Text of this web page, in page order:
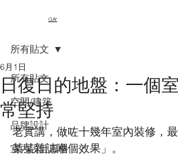
CLAY
所有貼文
空間/建築
品牌設計
室內設計風格
所有貼文
日復日的地盤：一個
常堅持
6月1日
老實講，做咗十幾年室內裝修，
某某雜誌嗰個效果」。